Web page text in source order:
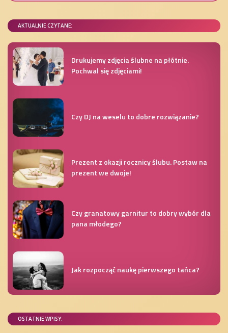
AKTUALNIE CZYTANE:
Drukujemy zdjęcia ślubne na płótnie.
Pochwal się zdjęciami!
Czy DJ na weselu to dobre rozwiązanie?
Prezent z okazji rocznicy ślubu. Postaw na
prezent we dwoje!
Czy granatowy garnitur to dobry wybór dla
pana młodego?
Jak rozpocząć naukę pierwszego tańca?
OSTATNIE WPISY: